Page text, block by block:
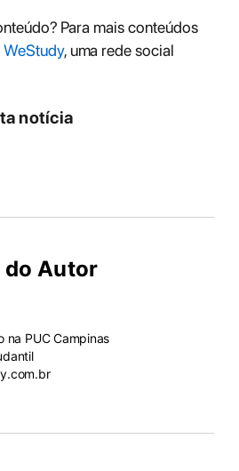
Para mais conteúdos
WeStudy, uma rede social
notícia
Autor
na PUC Campinas